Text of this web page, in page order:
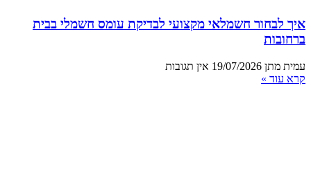
איך לבחור חשמלאי מקצועי לבדיקת עומס חשמלי בבית
ברחובות
עמית מתן 19/07/2026 אין תגובות
קרא עוד »